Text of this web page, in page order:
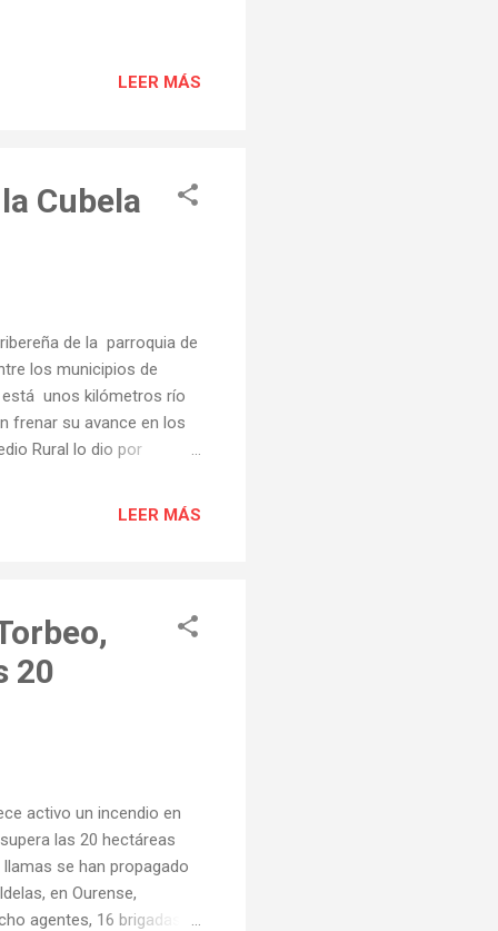
LEER MÁS
Cubela
de la parroquia de
los municipios de
está unos kilómetros río
frenar su avance en los
Rural lo dio por
LEER MÁS
20
activo un incendio en
las 20 hectáreas
se han propagado
en Ourense,
agentes, 16 brigadas,